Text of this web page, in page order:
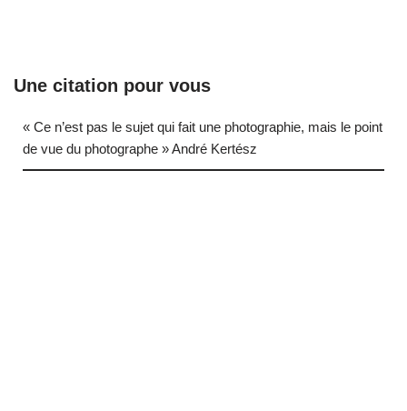
Une citation pour vous
« Ce n’est pas le sujet qui fait une photographie, mais le point
de vue du photographe » André Kertész